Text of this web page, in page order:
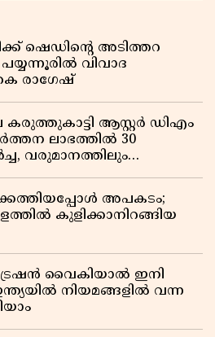
ഷെഡിൻ്റെ അടിത്തറ
വിവാദ
രാഗേഷ്
കരുത്തുകാട്ടി ആസ്റ്റർ ഡിഎം
ലാഭത്തിൽ 30
വരുമാനത്തിലും
അപകടം;
കുളിക്കാനിറങ്ങിയ
വൈകിയാൽ ഇനി
നിയമങ്ങളിൽ വന്ന